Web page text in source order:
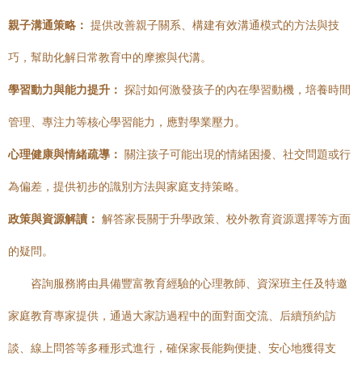
親子溝通策略： 提供改善親子關系、構建有效溝通模式的方法與技
巧，幫助化解日常教育中的摩擦與代溝。
學習動力與能力提升： 探討如何激發孩子的內在學習動機，培養時間
管理、專注力等核心學習能力，應對學業壓力。
心理健康與情緒疏導： 關注孩子可能出現的情緒困擾、社交問題或行
為偏差，提供初步的識別方法與家庭支持策略。
政策與資源解讀： 解答家長關于升學政策、校外教育資源選擇等方面
的疑問。
咨詢服務將由具備豐富教育經驗的心理教師、資深班主任及特邀
家庭教育專家提供，通過大家訪過程中的面對面交流、后續預約訪
談、線上問答等多種形式進行，確保家長能夠便捷、安心地獲得支